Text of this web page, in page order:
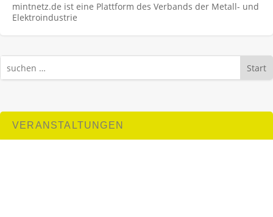
mintnetz.de ist eine Plattform des Verbands der Metall- und
Elektroindustrie
Start
VERANSTALTUNGEN